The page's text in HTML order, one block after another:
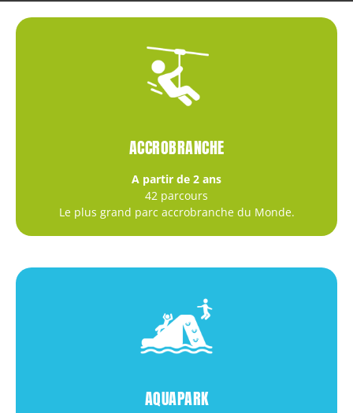
ACCROBRANCHE
A partir de 2 ans
42 parcours
Le plus grand parc accrobranche du Monde.
AQUAPARK